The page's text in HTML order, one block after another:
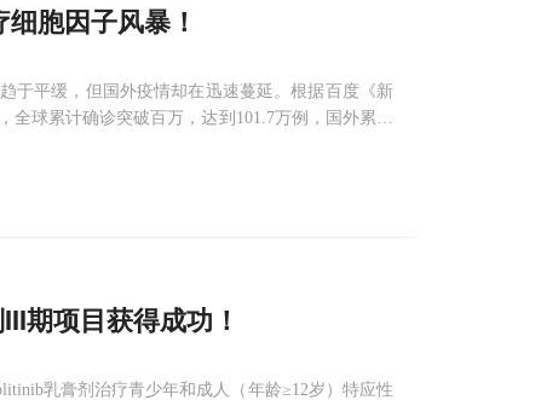
胞因子风暴！
于平缓，但国外疫情却在迅速蔓延。根据百度《新
全球累计确诊突破百万，达到101.7万例，国外累计
期项目获得成功！
乳膏剂治疗青少年和成人（年龄≥12岁）特应性